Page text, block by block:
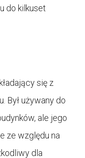
do kilkuset
się z
Był używany do
ale jego
ze względu na
dla